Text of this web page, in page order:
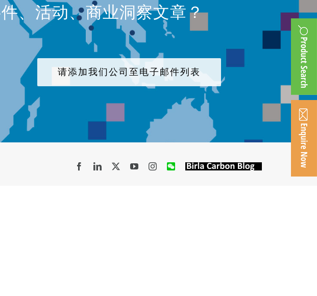
、活动、商业洞察文章？
请添加我们公司至电子邮件列表
FacebookLinkedIn YouTubeInstagram
WeChatBirla